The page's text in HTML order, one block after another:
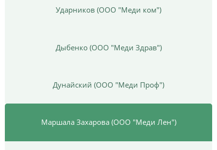
Ударников (ООО "Меди ком")
Дыбенко (ООО "Меди Здрав")
Дунайский (ООО "Меди Проф")
Маршала Захарова (ООО "Меди Лен")